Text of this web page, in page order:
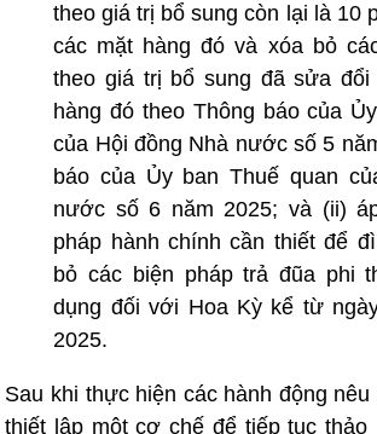
theo giá trị bổ sung còn lại là 10
các mặt hàng đó và xóa bỏ
theo giá trị bổ sung đã sửa
hàng đó theo Thông báo của
của Hội đồng Nhà nước số 5
báo của Ủy ban Thuế quan
nước số 6 năm 2025; và (ii)
pháp hành chính cần thiết để
bỏ các biện pháp trả đũa phi
dụng đối với Hoa Kỳ kể từ
2025.
Sau khi thực hiện các hành động
thiết lập một cơ chế để tiếp tục thảo